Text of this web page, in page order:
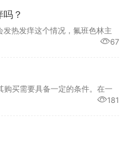
？
热发痒这个情况，氟班色林主
67
买需要具备一定的条件。在一
181